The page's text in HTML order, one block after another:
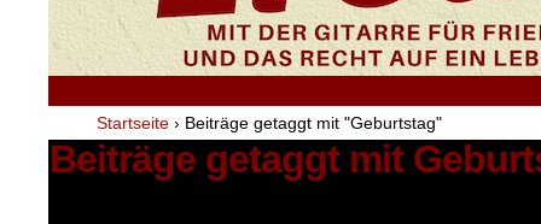
Startseite › Beiträge getaggt mit "Geburtstag"
Beiträge getaggt mit